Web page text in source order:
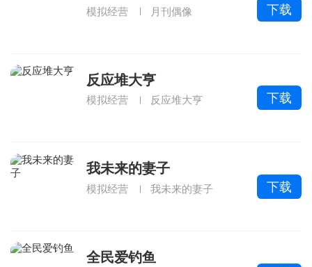
模拟经营 月刊偶像 下载
反应堆大亨
模拟经营 反应堆大亨 下载
我未来的妻子
模拟经营 我未来的妻子 下载
全民爱钓鱼